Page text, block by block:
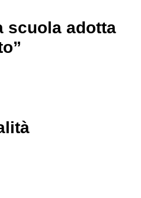
scuola adotta